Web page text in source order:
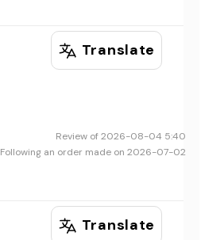
Translate
Review of 2026-08-04 5:40
Following an order made on 2026-07-02
Translate